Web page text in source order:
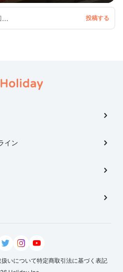
２人だけで話せる空間もあれ
店員さんとの出会いもたのしみなが
イン
いについて特定商取引法に基づく表記